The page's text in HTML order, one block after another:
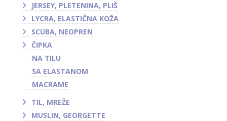
JERSEY, PLETENINA, PLIŠ
LYCRA, ELASTIČNA KOŽA
SCUBA, NEOPREN
ČIPKA
NA TILU
SA ELASTANOM
MACRAME
TIL, MREŽE
MUSLIN, GEORGETTE